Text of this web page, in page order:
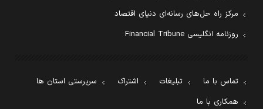
مرکز راه حل‌های رسانه‌ای دنیای اقتصاد
روزنامه انگلیسی Financial Tribune
تماس با ما تبلیغات اشتراک
سرپرستی استان ها
همکاری با ما